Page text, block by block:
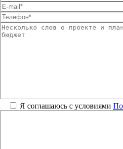
Я соглашаюсь с условиями